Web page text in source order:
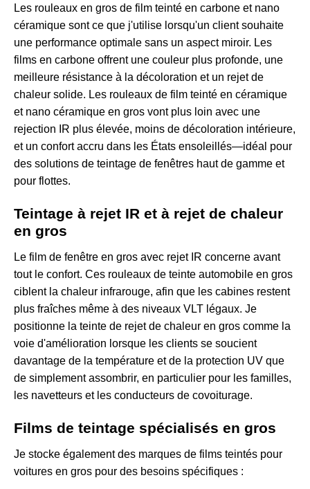
Les rouleaux en gros de film teinté en carbone et nano
céramique sont ce que j'utilise lorsqu'un client souhaite
une performance optimale sans un aspect miroir. Les
films en carbone offrent une couleur plus profonde, une
meilleure résistance à la décoloration et un rejet de
chaleur solide. Les rouleaux de film teinté en céramique
et nano céramique en gros vont plus loin avec une
rejection IR plus élevée, moins de décoloration intérieure,
et un confort accru dans les États ensoleillés—idéal pour
des solutions de teintage de fenêtres haut de gamme et
pour flottes.
Teintage à rejet IR et à rejet de chaleur
en gros
Le film de fenêtre en gros avec rejet IR concerne avant
tout le confort. Ces rouleaux de teinte automobile en gros
ciblent la chaleur infrarouge, afin que les cabines restent
plus fraîches même à des niveaux VLT légaux. Je
positionne la teinte de rejet de chaleur en gros comme la
voie d'amélioration lorsque les clients se soucient
davantage de la température et de la protection UV que
de simplement assombrir, en particulier pour les familles,
les navetteurs et les conducteurs de covoiturage.
Films de teintage spécialisés en gros
Je stocke également des marques de films teintés pour
voitures en gros pour des besoins spécifiques :